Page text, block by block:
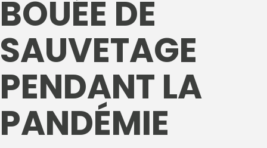
BOUÉE DE
SAUVETAGE
PENDANT LA
PANDÉMIE